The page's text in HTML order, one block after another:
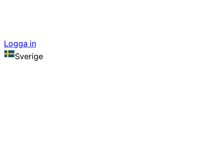
Logga in
Sverige